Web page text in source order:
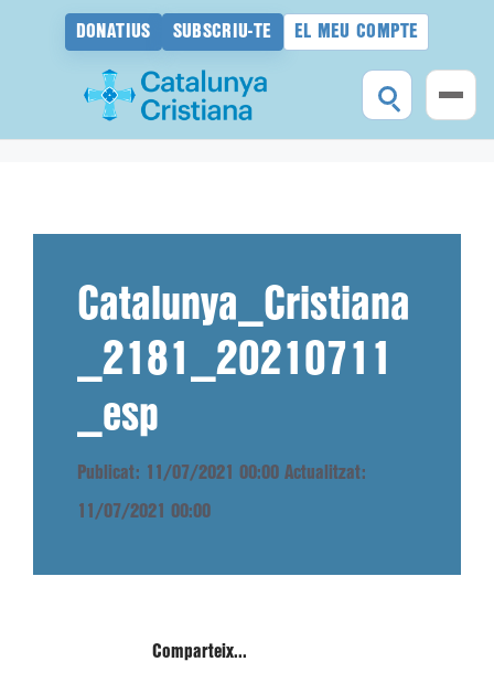
DONATIUS SUBSCRIU-TE EL MEU COMPTE
Catalunya_Cristiana
_2181_20210711
_esp
Publicat: 11/07/2021 00:00 Actualitzat:
11/07/2021 00:00
Comparteix...